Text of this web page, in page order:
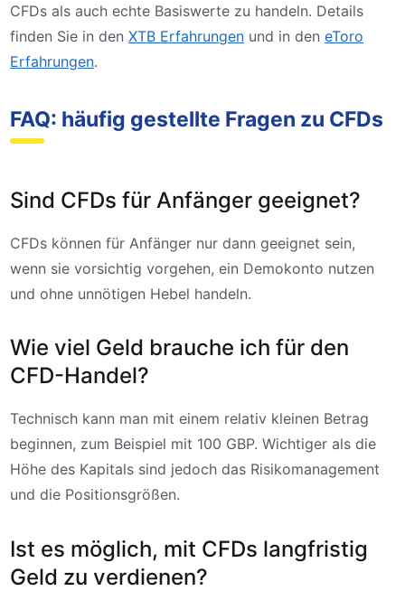
CFDs als auch echte Basiswerte zu handeln. Details
finden Sie in den XTB Erfahrungen und in den eToro
Erfahrungen.
FAQ: häufig gestellte Fragen zu CFDs
Sind CFDs für Anfänger geeignet?
CFDs können für Anfänger nur dann geeignet sein,
wenn sie vorsichtig vorgehen, ein Demokonto nutzen
und ohne unnötigen Hebel handeln.
Wie viel Geld brauche ich für den
CFD-Handel?
Technisch kann man mit einem relativ kleinen Betrag
beginnen, zum Beispiel mit 100 GBP. Wichtiger als die
Höhe des Kapitals sind jedoch das Risikomanagement
und die Positionsgrößen.
Ist es möglich, mit CFDs langfristig
Geld zu verdienen?